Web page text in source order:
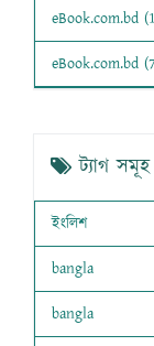
eBook.com.bd
eBook.com.bd
ট্যাগ সমূহ
ইংলিশ
bangla
bangla